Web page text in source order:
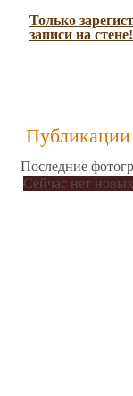
Только
записи на стене!
Публикации
Последние
Сейчас нет